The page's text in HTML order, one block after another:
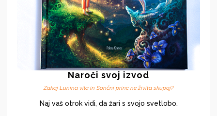
Naroči svoj izvod
Zakaj Lunina vila in Sončni princ ne živita skupaj?
Naj vaš otrok vidi, da žari s svojo svetlobo.